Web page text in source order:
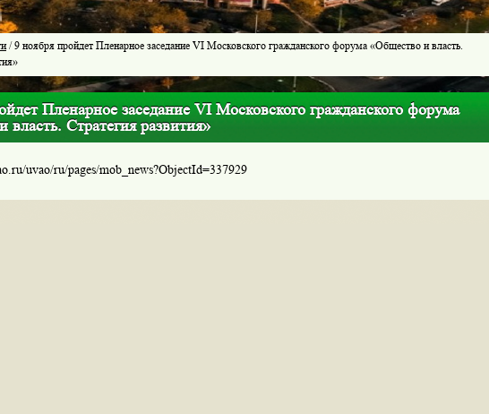
/ 9 ноября пройдет Пленарное заседание VI Московского гражданского форума «Общество и власть.
Пленарное заседание VI Московского гражданского форума
власть. Стратегия развития»
uvao/ru/pages/mob_news?ObjectId=337929